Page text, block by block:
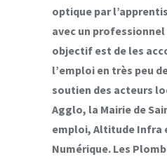
optique par
avec un
objectif est de les
l’emploi en très peu
soutien des acteurs
Agglo, la Mairie de
emploi, Altitude Infra
Numérique. Les